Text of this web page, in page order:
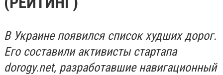
В Украине появился список худших дорог.
Его составили активисты стартапа
dorogy.net, разработавшие навигационный